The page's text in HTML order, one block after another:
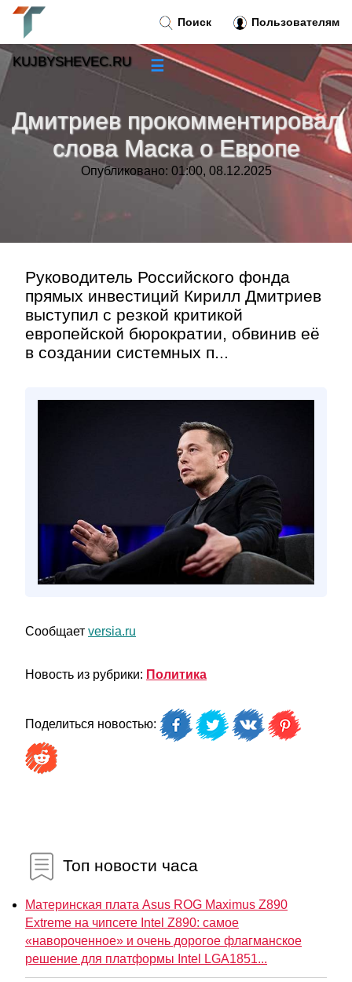
Дмитриев прокомментировал
слова Маска о Европе
Опубликовано: 01:00, 08.12.2025
Руководитель Российского фонда
прямых инвестиций Кирилл Дмитриев
выступил с резкой критикой
европейской бюрократии, обвинив её
в создании системных п...
Сообщает versia.ru
Новость из рубрики: Политика
Поделиться новостью:
Топ новости часа
Материнская плата Asus ROG Maximus Z890
Extreme на чипсете Intel Z890: самое
«навороченное» и очень дорогое флагманское
решение для платформы Intel LGA1851...
Поиск Пользователям
KUJBYSHEVEC.RU ☰
»
Тренды новостей »
»
Контакт»